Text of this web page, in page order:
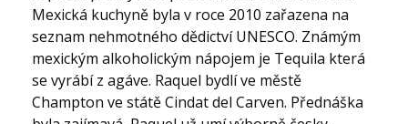
Mexická kuchyně byla v roce 2010 zařazena na
seznam nehmotného dědictví UNESCO. Známým
mexickým alkoholickým nápojem je Tequila která
se vyrábí z agáve. Raquel bydlí ve městě
Champton ve státě Cindat del Carven. Přednáška